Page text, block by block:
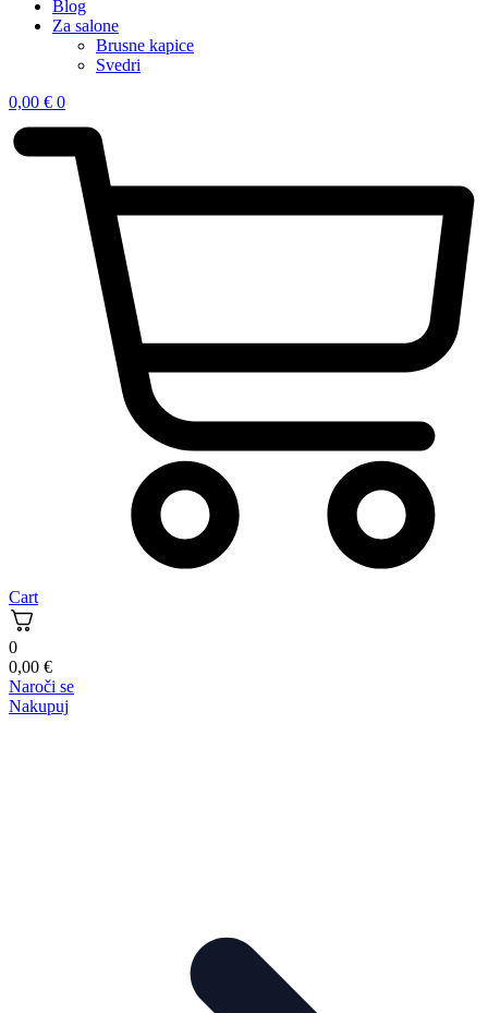
Blog
Za salone
Brusne kapice
Svedri
0,00 € 0
Cart
0
0,00 €
Naroči se
Nakupuj